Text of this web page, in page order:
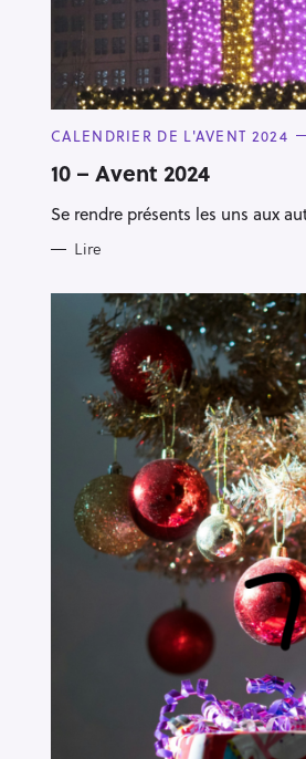
C
T
E
O
R
CALENDRIER DE L'AVENT 2024
10 – Avent 2024
Se rendre présents les uns aux
Lire